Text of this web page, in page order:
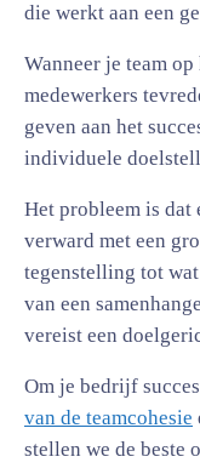
die werkt aan een
Wanneer je team
medewerkers
geven aan het
individuele
Het probleem is dat
verward met een
tegenstelling tot
van een
vereist een
Om je bedrijf
van de teamcohesie
stellen we de beste